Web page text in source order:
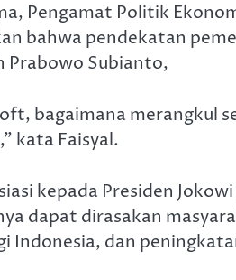
Pengamat Politik
bahwa pendekatan
Prabowo Subianto,
bagaimana merangkul
kata Faisyal.
kepada Presiden
dapat dirasakan
Indonesia, dan